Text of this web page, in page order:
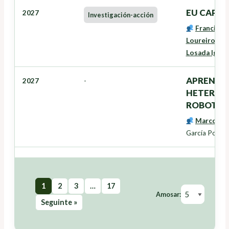
2027 Investigación-acción EU CAP
Francisco
Loureiro
Losada
2027 -
Marcos
García Polo
1 2 3 …
17
Seguinte »
Amosar: